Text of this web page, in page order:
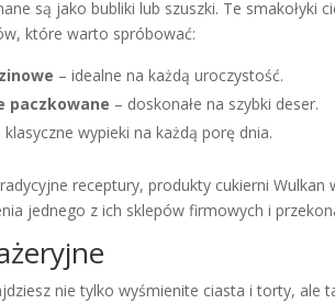
są jako bubliki lub szuszki. Te smakołyki
które warto spróbować:
– idealne na każdą uroczystość.
paczkowane – doskonałe na szybki deser.
klasyczne wypieki na każdą porę dnia.
receptury, produkty cukierni
jednego z ich sklepów firmowych i
nie tylko wyśmienite ciasta i torty, ale